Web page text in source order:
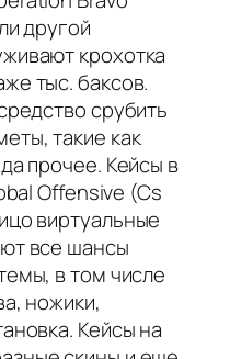
другой
крохотка
тыс. баксов.
срубить
такие как
прочее. Кейсы в
Offensive (Cs
виртуальные
все шансы
в том числе
ножики,
Кейсы на